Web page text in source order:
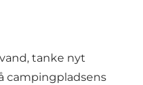
tanke nyt
campingpladsens